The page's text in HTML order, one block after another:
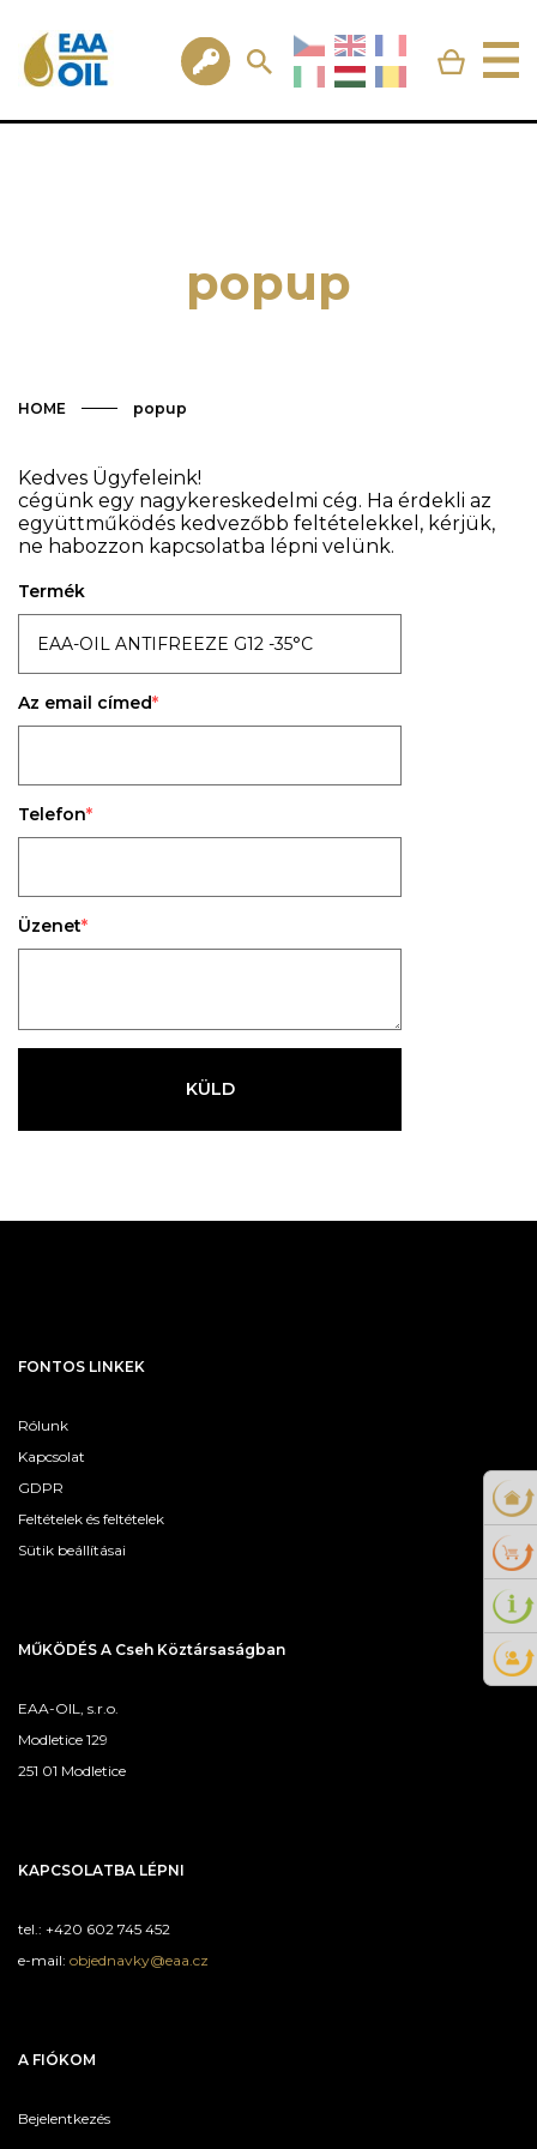
popup
HOME popup
Kedves Ügyfeleink!
cégünk egy nagykereskedelmi cég. Ha érdekli az
együttműködés kedvezőbb feltételekkel, kérjük,
ne habozzon kapcsolatba lépni velünk.
Termék
Az email címed
Telefon
Üzenet
KÜLD
FONTOS LINKEK
Rólunk
Kapcsolat
GDPR
Feltételek és feltételek
Sütik beállításai
MŰKÖDÉS A Cseh Köztársaságban
EAA-OIL, s.r.o.
Modletice 129
251 01 Modletice
KAPCSOLATBA LÉPNI
tel.: +420 602 745 452
e-mail: objednavky@eaa.cz
A FIÓKOM
Bejelentkezés